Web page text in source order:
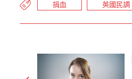
捐血 英國民調